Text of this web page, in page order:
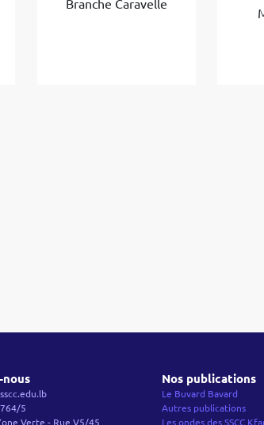
5
Verte - Rue V5/45
Nos publications
Le Buvard Bavard
Autres publications
Les ondes des SSCC